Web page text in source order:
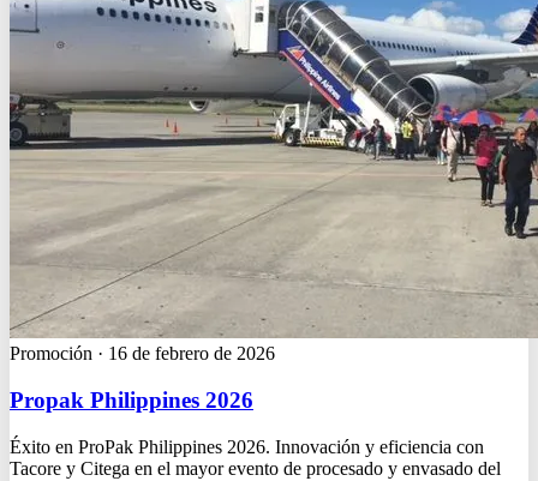
Promoción · 16 de febrero de 2026
Propak Philippines 2026
Éxito en ProPak Philippines 2026. Innovación y eficiencia con
Tacore y Citega en el mayor evento de procesado y envasado del